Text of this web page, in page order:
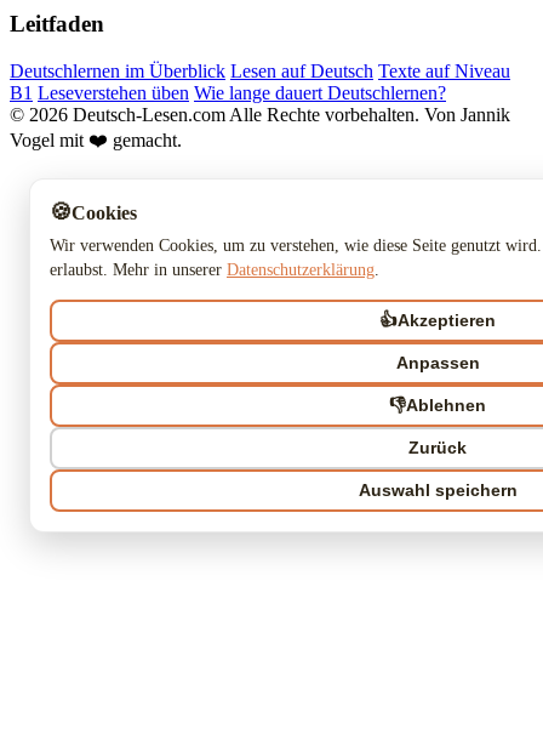
Leitfaden
Deutschlernen im Überblick Lesen auf Deutsch Texte auf Niveau
B1 Leseverstehen üben Wie lange dauert Deutschlernen?
© 2026 Deutsch-Lesen.com Alle Rechte vorbehalten. Von Jannik
Vogel mit ❤️ gemacht.
🍪Cookies
Wir verwenden Cookies, um zu verstehen, wie diese Seite genutzt
erlaubst. Mehr in unserer Datenschutzerklärung.
👍Akzeptieren
Anpassen
👎Ablehnen
Zurück
Auswahl speichern